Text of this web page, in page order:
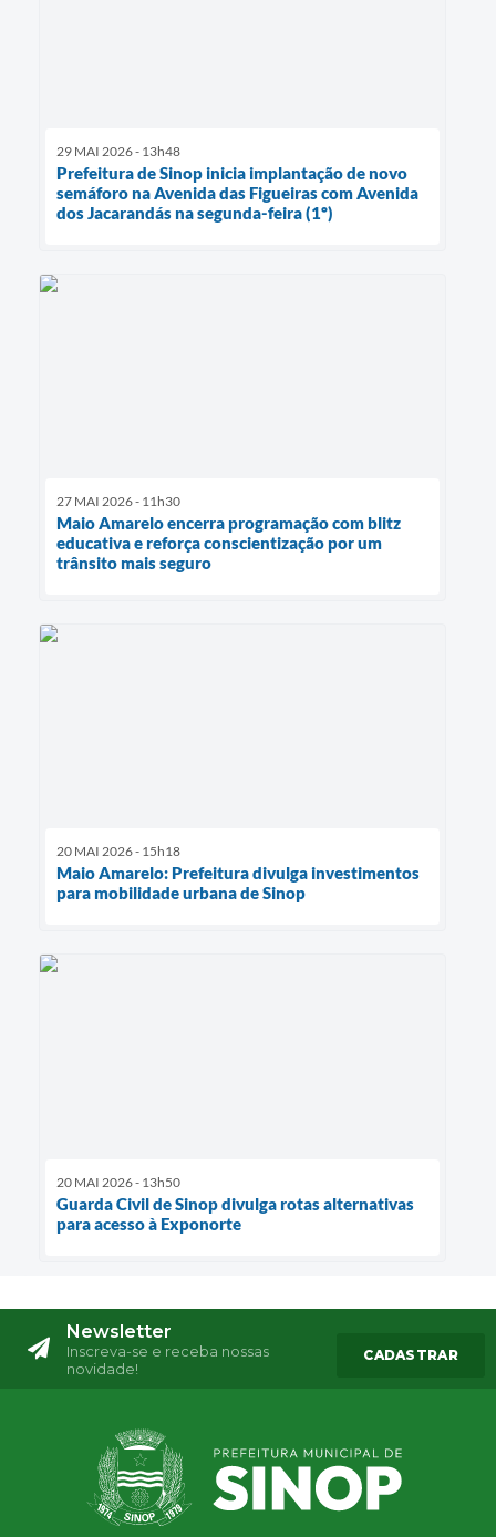
29 MAI 2026 - 13h48
Prefeitura de Sinop inicia implantação de novo
semáforo na Avenida das Figueiras com Avenida
dos Jacarandás na segunda-feira (1º)
27 MAI 2026 - 11h30
Maio Amarelo encerra programação com blitz
educativa e reforça conscientização por um
trânsito mais seguro
20 MAI 2026 - 15h18
Maio Amarelo: Prefeitura divulga investimentos
para mobilidade urbana de Sinop
20 MAI 2026 - 13h50
Guarda Civil de Sinop divulga rotas alternativas
para acesso à Exponorte
Newsletter
Inscreva-se e receba nossas
novidade!
CADASTRAR